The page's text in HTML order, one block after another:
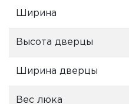
Ширина
Высота дверцы
Ширина дверцы
Вес люка